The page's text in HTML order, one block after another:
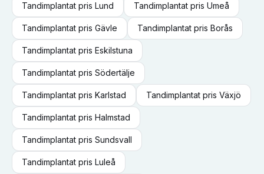
Tandimplantat pris Lund Tandimplantat pris Umeå
Tandimplantat pris Gävle Tandimplantat pris Borås
Tandimplantat pris Eskilstuna
Tandimplantat pris Södertälje
Tandimplantat pris Karlstad Tandimplantat pris Växjö
Tandimplantat pris Halmstad
Tandimplantat pris Sundsvall
Tandimplantat pris Luleå